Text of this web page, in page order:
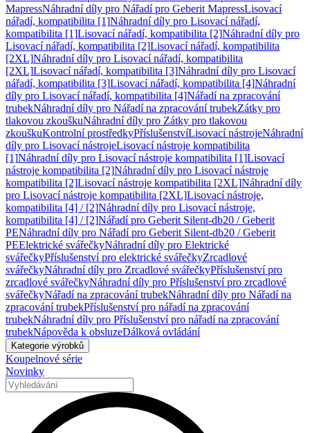
MapressNáhradní díly pro Nářadí pro Geberit MapressLisovací
nářadí, kompatibilita [1]Náhradní díly pro Lisovací nářadí,
kompatibilita [1]Lisovací nářadí, kompatibilita [2]Náhradní díly pro
Lisovací nářadí, kompatibilita [2]Lisovací nářadí, kompatibilita
[2XL]Náhradní díly pro Lisovací nářadí, kompatibilita
[2XL]Lisovací nářadí, kompatibilita [3]Náhradní díly pro Lisovací
nářadí, kompatibilita [3]Lisovací nářadí, kompatibilita [4]Náhradní
díly pro Lisovací nářadí, kompatibilita [4]Nářadí na zpracování
trubekNáhradní díly pro Nářadí na zpracování trubekZátky pro
tlakovou zkouškuNáhradní díly pro Zátky pro tlakovou
zkouškuKontrolní prostředkyPříslušenstvíLisovací nástrojeNáhradní
díly pro Lisovací nástrojeLisovací nástroje kompatibilita
[1]Náhradní díly pro Lisovací nástroje kompatibilita [1]Lisovací
nástroje kompatibilita [2]Náhradní díly pro Lisovací nástroje
kompatibilita [2]Lisovací nástroje kompatibilita [2XL]Náhradní díly
pro Lisovací nástroje kompatibilita [2XL]Lisovací nástroje,
kompatibilita [4] / [2]Náhradní díly pro Lisovací nástroje,
kompatibilita [4] / [2]Nářadí pro Geberit Silent-db20 / Geberit
PENáhradní díly pro Nářadí pro Geberit Silent-db20 / Geberit
PEElektrické svářečkyNáhradní díly pro Elektrické
svářečkyPříslušenství pro elektrické svářečkyZrcadlové
svářečkyNáhradní díly pro Zrcadlové svářečkyPříslušenství pro
zrcadlové svářečkyNáhradní díly pro Příslušenství pro zrcadlové
svářečkyNářadí na zpracování trubekNáhradní díly pro Nářadí na
zpracování trubekPříslušenství pro nářadí na zpracování
trubekNáhradní díly pro Příslušenství pro nářadí na zpracování
trubekNápověda k obsluzeDálková ovládání
Kategorie výrobků
Koupelnové série
Novinky